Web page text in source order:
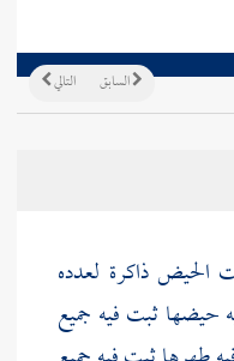
التالي السابق
الحيض ذاكرة لعدده
حيضها ثبت فيه جميع